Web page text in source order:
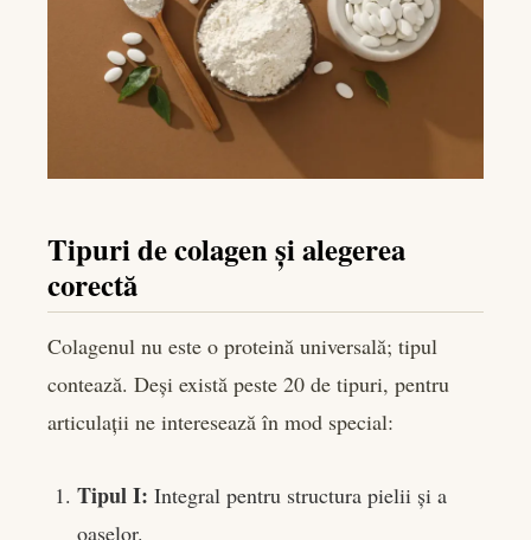
Tipuri de colagen și alegerea
corectă
Colagenul nu este o proteină universală; tipul
contează. Deși există peste 20 de tipuri, pentru
articulații ne interesează în mod special:
Tipul I: Integral pentru structura pielii și a
oaselor.